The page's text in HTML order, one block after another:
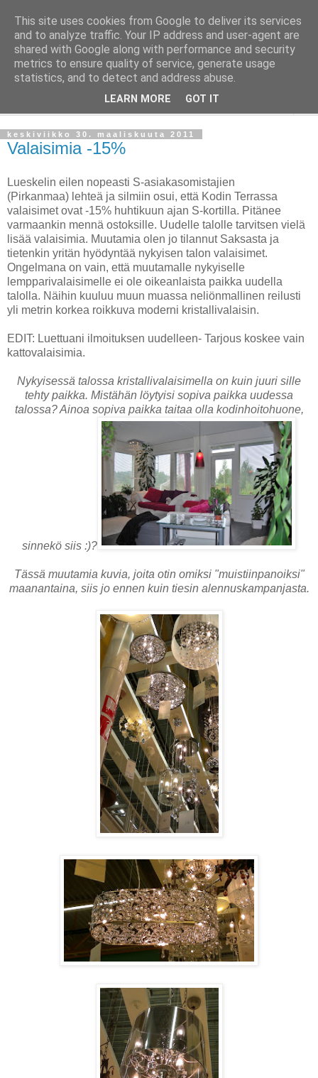
Taloja ja Toiveita
[ Sisustaa ] [ Remontoi ] [ Tuunaa ] [ Haaveilee ] [ Reissaa ]
keskiviikko 30. maaliskuuta 2011
Valaisimia -15%
Lueskelin eilen nopeasti S-asiakasomistajien
(Pirkanmaa) lehteä ja silmiin osui, että Kodin Terrassa
valaisimet ovat -15% huhtikuun ajan S-kortilla. Pitänee
varmaankin mennä ostoksille. Uudelle talolle tarvitsen vielä
lisää valaisimia. Muutamia olen jo tilannut Saksasta ja
tietenkin yritän hyödyntää nykyisen talon valaisimet.
Ongelmana on vain, että muutamalle nykyiselle
lempparivalaisimelle ei ole oikeanlaista paikka uudella
talolla. Näihin kuuluu muun muassa neliönmallinen reilusti
yli metrin korkea roikkuva moderni kristallivalaisin.
EDIT: Luettuani ilmoituksen uudelleen- Tarjous koskee vain
kattovalaisimia.
Nykyisessä talossa kristallivalaisimella on kuin juuri sille
tehty paikka. Mistähän löytyisi sopiva paikka uudessa
talossa? Ainoa sopiva paikka taitaa olla kodinhoitohuone,
sinnekö siis :)?
Tässä muutamia kuvia, joita otin omiksi "muistiinpanoiksi"
maanantaina, siis jo ennen kuin tiesin alennuskampanjasta.
This site uses cookies from Google to deliver its services
and to analyze traffic. Your IP address and user-agent are
shared with Google along with performance and security
metrics to ensure quality of service, generate usage
statistics, and to detect and address abuse.
LEARN MORE GOT IT